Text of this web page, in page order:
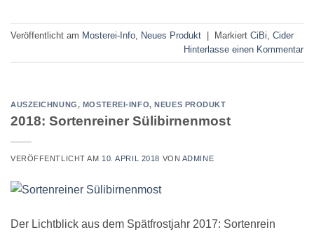
Veröffentlicht am Mosterei-Info Neues Produkt | Markiert CiBi Cider
Hinterlasse einen Kommentar
AUSZEICHNUNG, MOSTEREI-INFO, NEUES PRODUKT
2018: Sortenreiner Sülibirnenmost
VERÖFFENTLICHT AM 10. APRIL 2018 VON ADMINE
Der Lichtblick aus dem Spätfrostjahr 2017: Sortenrein